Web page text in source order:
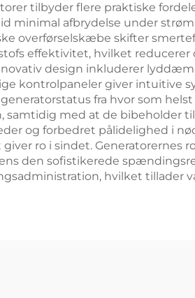
tilbyder flere praktiske
minimal afbrydelse under
overførselskæbe skifter
effektivitet, hvilket
design inkluderer
kontrolpaneler giver intuitive
fra hvor som
samtidig med at de bibeholder
og forbedret pålidelighed i
ro i sindet.
den sofistikerede
hvilket